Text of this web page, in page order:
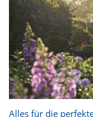
Alles für die